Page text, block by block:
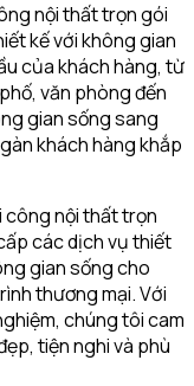
nội thất trọn gói
kế với không gian
của khách hàng, từ
văn phòng đến
gian sống sang
khách hàng khắp
công nội thất trọn
các dịch vụ thiết
gian sống cho
thương mại. Với
chúng tôi cam
tiện nghi và phù